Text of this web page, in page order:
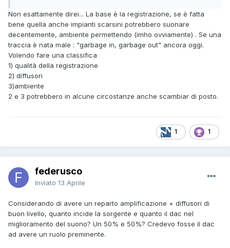
Non esattamente direi... La base è la registrazione, se è fatta
bene quella anche impianti scarsini potrebbero suonare
decentemente, ambiente permettendo (imho ovviamente) . Se una
traccia è nata male : "garbage in, garbage out" ancora oggi.
Volendo fare una classifica
1) qualità della registrazione
2) diffusori
3)ambiente
2 e 3 potrebbero in alcune circostanze anche scambiar di posto.
1 1
federusco
Inviato 13 Aprile
Considerando di avere un reparto amplificazione + diffusori di
buon livello, quanto incide la sorgente e quanto il dac nel
miglioramento del suono? Un 50% e 50%? Credevo fosse il dac
ad avere un ruolo preminente.